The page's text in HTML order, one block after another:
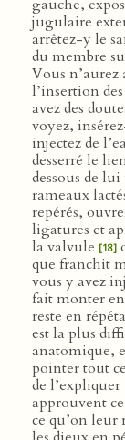
gauche,
jugulaire
arrêtez-y le
du membre
Vous
l’insertion
avez des
voyez,
injectez de
desserré le
dessous de
rameaux
repérés,
ligatures et
la valvule [18]
que franchit
vous y avez
fait monter
reste en
est la plus
anatomique,
pointer tout
de
approuvent
ce qu’on leur